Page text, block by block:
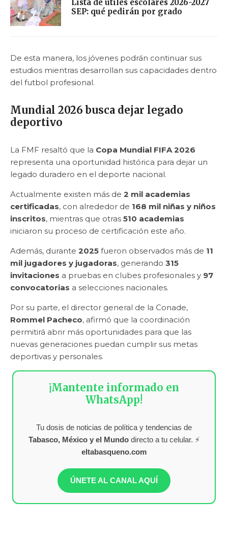
Lista de útiles escolares 2026-2027
SEP: qué pedirán por grado
De esta manera, los jóvenes podrán continuar sus
estudios mientras desarrollan sus capacidades dentro
del futbol profesional.
Mundial 2026 busca dejar legado
deportivo
La FMF resaltó que la Copa Mundial FIFA 2026
representa una oportunidad histórica para dejar un
legado duradero en el deporte nacional.
Actualmente existen más de 2 mil academias
certificadas, con alrededor de 168 mil niñas y niños
inscritos, mientras que otras 510 academias
iniciaron su proceso de certificación este año.
Además, durante 2025 fueron observados más de 11
mil jugadores y jugadoras, generando 315
invitaciones a pruebas en clubes profesionales y 97
convocatorias a selecciones nacionales.
Por su parte, el director general de la Conade,
Rommel Pacheco, afirmó que la coordinación
permitirá abrir más oportunidades para que las
nuevas generaciones puedan cumplir sus metas
deportivas y personales.
¡Mantente informado en
WhatsApp!
Tu dosis de noticias de política y tendencias de
Tabasco, México y el Mundodirecto a tu celular. ⚡
eltabasqueno.com
ÚNETE AL CANAL AQUÍ